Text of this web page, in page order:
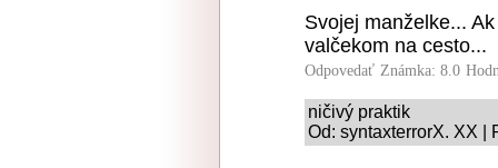
Svojej manželke...
valčekom na cesto...
Odpovedať Známka: 8.0
ničivý praktik
Od: syntaxterrorX. XX |